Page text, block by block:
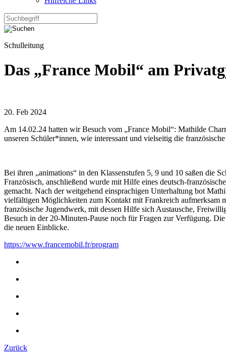
Schulleitung
Das „France Mobil“ am
20. Feb 2024
Am 14.02.24 hatten wir Besuch vom „France Mobil“: Mathilde
unseren Schüler*innen, wie interessant und vielseitig die
Bei ihren „animations“ in den Klassenstufen 5, 9 und 10 saßen die
Französisch, anschließend wurde mit Hilfe eines deutsch-
gemacht. Nach der weitgehend einsprachigen Unterhaltung bot
vielfältigen Möglichkeiten zum Kontakt mit Frankreich aufmerksam
französische Jugendwerk, mit dessen Hilfe sich Austausche,
Besuch in der 20-Minuten-Pause noch für Fragen zur Verfügung.
die neuen Einblicke.
https://www.francemobil.fr/program
Zurück